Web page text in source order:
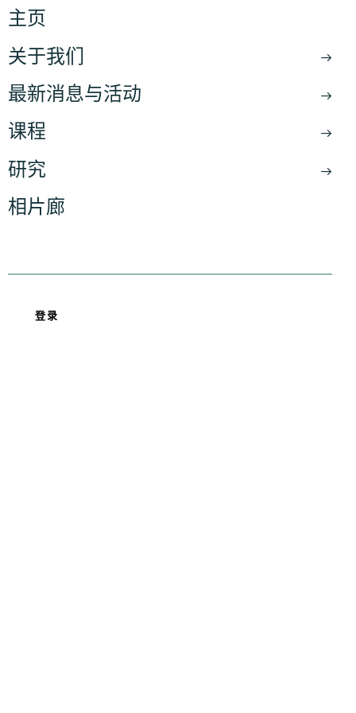
主页
关于我们
最新消息与活动
课程
研究
相片廊
登录